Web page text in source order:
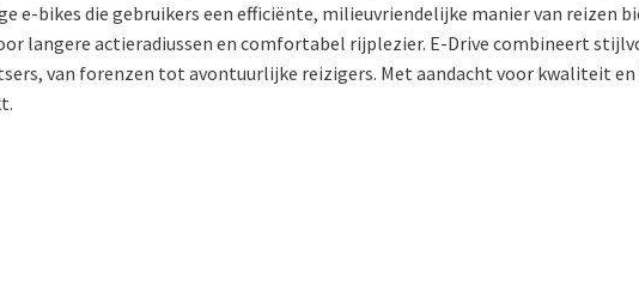
e-bikes die gebruikers een efficiënte, milieuvriendelijke manier van reizen
langere actieradiussen en comfortabel rijplezier. E-Drive combineert
van forenzen tot avontuurlijke reizigers. Met aandacht voor kwaliteit